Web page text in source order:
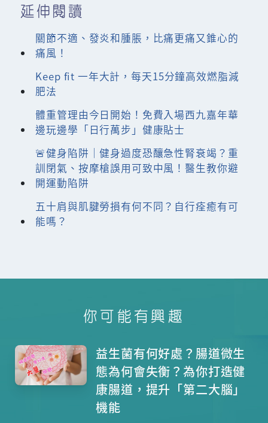
延伸閱讀
關節不適、發炎和腫脹，比痛更痛又錐心的
痛風！
Keep fit 一年大計，每天15分鐘高效燃脂減
肥法
體重管理由今日開始！免費入場西九嘉年華
邊玩邊學「日行萬步」健康貼士
🚨健身陷阱｜健身過度恐釀急性腎衰竭？重
訓閉氣、按摩槍誤用可致中風！醫生教你避
開運動陷阱
五十肩與肌腱勞損有何不同？自行痊癒有可
能嗎？
你可能有興趣
益生菌有何好處？腸道微生
態為何會失衡？為你打造健
康腸道，提升「第二大腦」
機能